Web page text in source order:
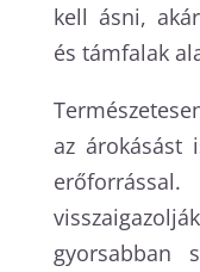
kell ásni,
és támfalak
az árokásást
gyorsabban